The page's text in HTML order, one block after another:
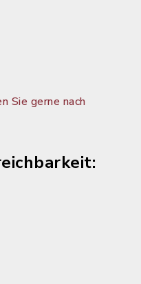
Sie gerne nach